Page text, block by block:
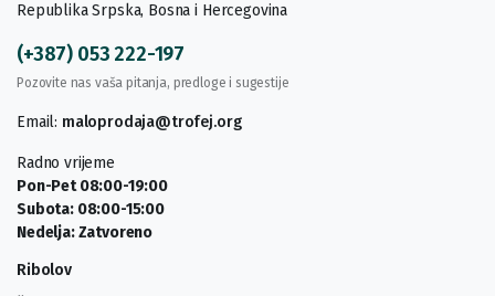
Republika Srpska, Bosna i Hercegovina
(+387) 053 222-197
Pozovite nas vaša pitanja, predloge i sugestije
Email: maloprodaja@trofej.org
Radno vrijeme
Pon-Pet 08:00-19:00
Subota: 08:00-15:00
Nedelja: Zatvoreno
Ribolov